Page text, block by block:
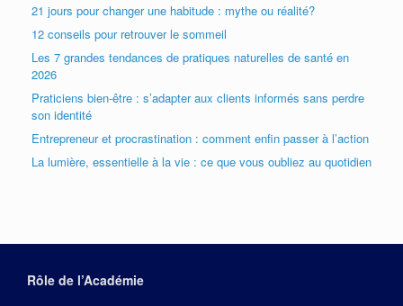
21 jours pour changer une habitude : mythe ou réalité?
12 conseils pour retrouver le sommeil
Les 7 grandes tendances de pratiques naturelles de santé en
2026
Praticiens bien-être : s’adapter aux clients informés sans perdre
son identité
Entrepreneur et procrastination : comment enfin passer à l’action
La lumière, essentielle à la vie : ce que vous oubliez au quotidien
Rôle de l’Académie